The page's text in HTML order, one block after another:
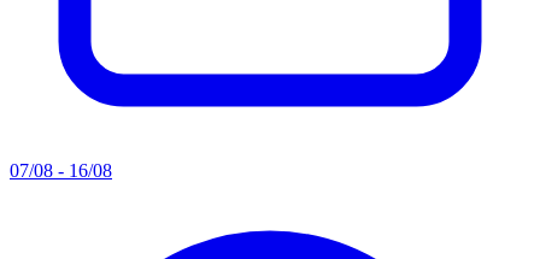
07/08 - 16/08